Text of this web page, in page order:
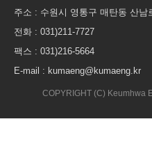
주소 : 수원시 영통구 매탄동 산남
전화 : 031)211-7727
팩스 : 031)216-5664
E-mail : kumaeng@kumaeng.kr
COPYRIGHT (C) Keumhwa